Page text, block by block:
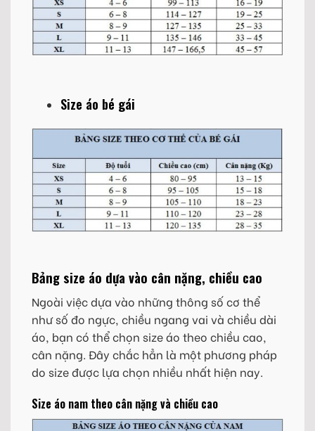
Size áo bé gái
Bảng size áo dựa vào cân nặng, chiều cao
Ngoài việc dựa vào những thông số cơ thể
như số đo ngực, chiều ngang vai và chiều dài
áo, bạn có thể chọn size áo theo chiều cao,
cân nặng. Đây chắc hẳn là một phương pháp
do size được lựa chọn nhiều nhất hiện nay.
Size áo nam theo cân nặng và chiều cao